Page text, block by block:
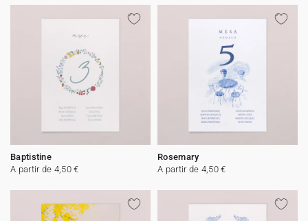
Baptistine
A partir de 4,50 €
Rosemary
A partir de 4,50 €